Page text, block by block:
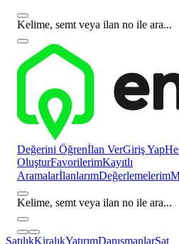
Kelime, semt veya ilan no ile ara...
Değerini Öğrenİlan VerGiriş Yap
OluşturFavorilerimKayıtlı
AramalarİlanlarımDeğerlemelerim
Kelime, semt veya ilan no ile ara...
SatılıkKiralıkYatırımDanışmanlarSat